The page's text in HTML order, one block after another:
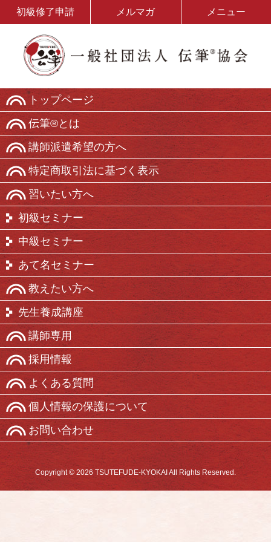
初級修了申請 メルマガ メニュー
トップページ
伝筆®とは
講師派遣希望の方へ
特定商取引法に基づく表示
習いたい方へ
初級セミナー
中級セミナー
あて名セミナー
教えたい方へ
先生養成講座
講師専用
採用情報
よくある質問
個人情報の保護について
お問い合わせ
Copyright © 2026 TSUTEFUDE-KYOKAI All Rights Reserved.